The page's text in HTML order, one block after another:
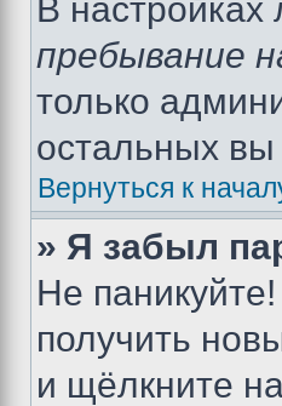
В
пребывание
только
остальных
Вернуться к
» Я забыл
Не
получить
и щёлкните